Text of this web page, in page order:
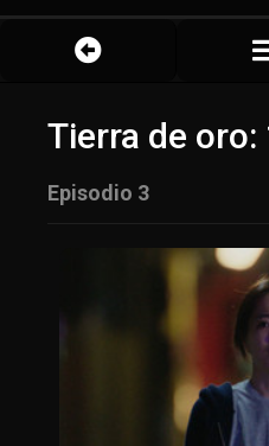
Tierra de oro:
Episodio 3